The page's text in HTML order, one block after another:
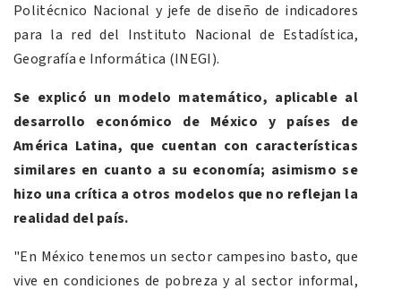
Politécnico Nacional y jefe de diseño de indicadores
para la red del Instituto Nacional de Estadística,
Geografía e Informática (INEGI).
Se explicó un modelo matemático, aplicable al
desarrollo económico de México y países de
América Latina, que cuentan con características
similares en cuanto a su economía; asimismo se
hizo una crítica a otros modelos que no reflejan la
realidad del país.
"En México tenemos un sector campesino basto, que
vive en condiciones de pobreza y al sector informal,